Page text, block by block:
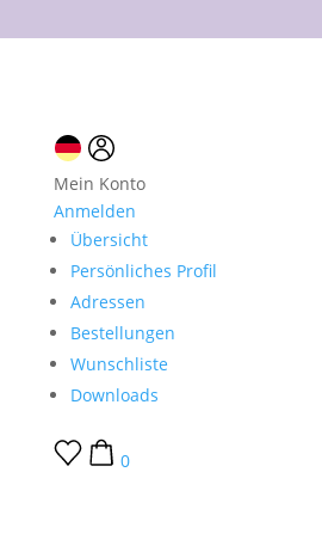
Mein Konto
Anmelden
Übersicht
Persönliches Profil
Adressen
Bestellungen
Wunschliste
Downloads
0